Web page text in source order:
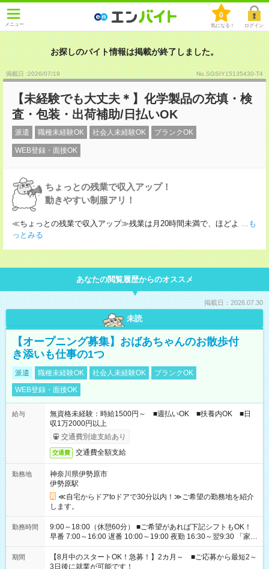
メニュー
0
気になる！ ログイン
お探しのバイト情報は掲載が終了しました。
掲載日 :2026/07/19 No.SGSIY15135430-T4
【未経験でも大丈夫＊】化学製品の充填・検
査・包装・出荷補助/日払いOK
派遣 職種未経験OK 社会人未経験OK ブランクOK
WEB登録・面接OK
ちょっとの残業で収入アップ！
動きやすい制服アリ！
≪ちょっとの残業で収入アップ≫残業は月20時間未満で、ほどよ ...も
っとみる
あなたの閲覧履歴からのオススメ
掲載日：2026.07.30
未読
【オープニング募集】おばあちゃんのお散歩付
き添いも仕事の1つ
派遣 職種未経験OK 社会人未経験OK
ブランクOK
WEB登録・面接OK
給与
無資格未経験：時給1500円～ ■週払いOK ■扶養内OK ■日
収1万2000円以上
交通費別途支給あり
交通費 交通費全額支給
勤務地
神奈川県伊勢原市
伊勢原駅
≪自宅からドアtoドアで30分以内！≫ご希望の勤務地を紹介
します。
勤務時間
9:00～18:00（休憩60分） ■ご希望があれば下記シフトもOK！
早番 7:00～16:00 遅番 10:00～19:00 夜勤 16:30～翌9:30 「家族
と休みを合わせたい」 「余裕を持って夕飯の準備がしたい」
「できれば残業はしたくない」 など、ご希望を教えてください
ね。 ※Wワーク希望の方へ 今ご覧のお仕事で希望する勤務時間
期間
【8月中のスタートOK！急募！】2カ月～ ■ご応募から最短2～
3日後に就業が可能です！